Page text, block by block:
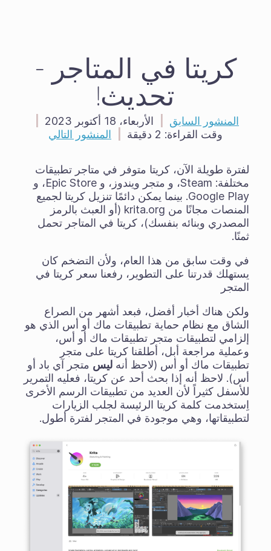
كريتا في المتاجر -
تحديث!
المنشور السابق الأربعاء، 18 أكتوبر 2023
وقت القراءة:
المنشور التالي
لفترة طويلة الآن، كريتا متوفر في متاجر تطبيقات
مختلفة: Steam، و متجر ويندوز، و Epic Store، و
Google Play. بينما يمكن دائمًا تنزيل كريتا لجميع
المنصات مجانًا من krita.org (أو العبث بالرمز
المصدري وبنائه بنفسك)، كريتا في المتاجر تحمل
ثمنًا.
في وقت سابق من هذا العام، ولأن التضخم كان
يستهلك قدرتنا على التطوير، رفعنا سعر كريتا في
المتجر
ولكن هناك أخبار أفضل، فبعد أشهر من الصراع
الشاق مع نظام حماية تطبيقات ماك أو أس الذي هو
إلزامي لتطبيقات متجر تطبيقات ماك أو أس،
وعملية مراجعة أبل، أطلقنا كريتا على متجر
تطبيقات ماك أو أس (لاحظ أنه ليس متجر آي باد أو
أس). لاحظ أنه إذا بحث أحد عن كريتا، فعليه التمرير
للأسفل كثيراً لأن العديد من تطبيقات الرسم الأخرى
اِستخدمت كلمة كريتا الرئيسة لجلب الزيارات
لتطبيقاتها، وهي موجودة في المتجر لفترة أطول.